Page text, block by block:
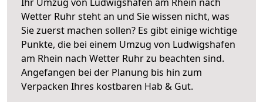
Wetter Ruhr steht an und Sie wissen nicht, was
Sie zuerst machen sollen? Es gibt einige wichtige
Punkte, die bei einem Umzug von Ludwigshafen
am Rhein nach Wetter Ruhr zu beachten sind.
Angefangen bei der Planung bis hin zum
Verpacken Ihres kostbaren Hab & Gut.